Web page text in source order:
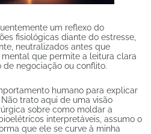
um reflexo do
fisiológicas diante do estresse,
neutralizados antes que
que permite a leitura clara
de negociação ou conflito.
humano para explicar
trato aqui de uma visão
sobre como moldar a
interpretáveis, assumo o
que ele se curve à minha